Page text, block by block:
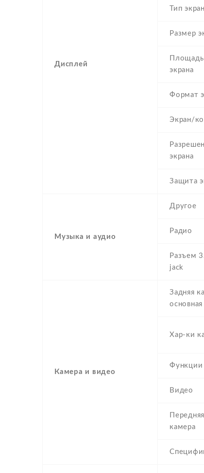
Дисплей
Тип
Размер
Площадь
экрана
Формат
Экран/
экрана
Защита
Музыка и аудио
Другое
Радио
Разъем
jack
Камера и видео
Задняя
основная
Хар-ки
Функции
Видео
Передняя
камера